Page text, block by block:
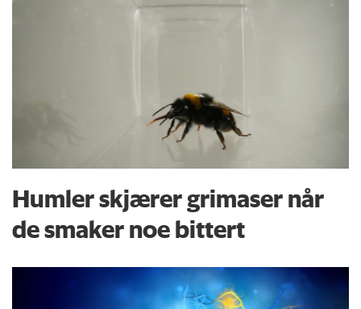
Humler skjærer grimaser når
de smaker noe bittert